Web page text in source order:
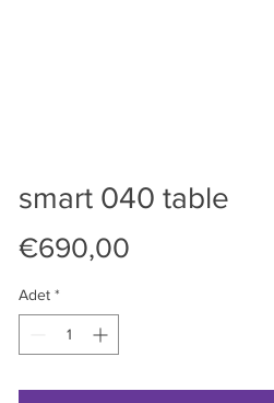
smart 040 table
€690,00
Adet *